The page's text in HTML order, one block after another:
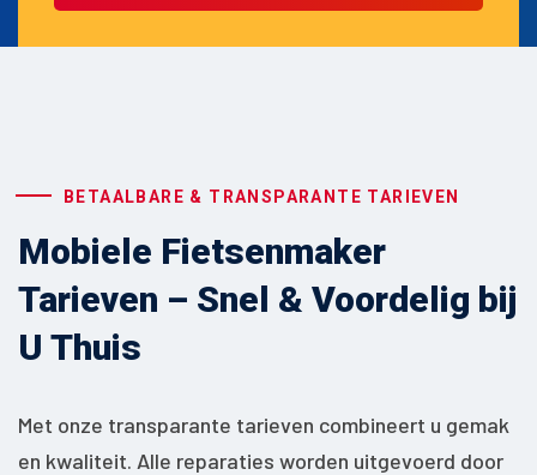
BETAALBARE & TRANSPARANTE TARIEVEN
Mobiele Fietsenmaker
Tarieven – Snel & Voordelig bij
U Thuis
Met onze transparante tarieven combineert u gemak
en kwaliteit. Alle reparaties worden uitgevoerd door